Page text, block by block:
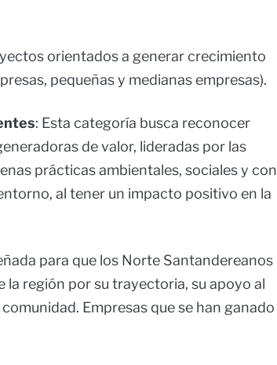
orientados a generar crecimiento
pequeñas y medianas empresas).
: Esta categoría busca reconocer
de valor, lideradas por las
prácticas ambientales, sociales y con
al tener un impacto positivo en la
para que los Norte Santandereanos
la región por su trayectoria, su apoyo al
Empresas que se han ganado